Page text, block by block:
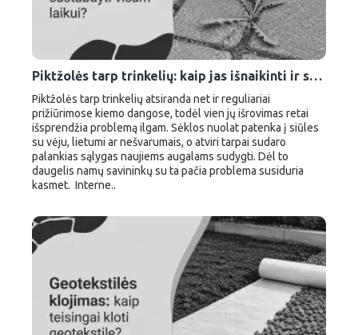
Piktžolės tarp trinkelių: kaip jas išnaikinti ir sustabdyti visam laikui?
Piktžolės tarp trinkelių atsiranda net ir reguliariai
prižiūrimose kiemo dangose, todėl vien jų išrovimas retai
išsprendžia problemą ilgam. Sėklos nuolat patenka į siūles
su vėju, lietumi ar nešvarumais, o atviri tarpai sudaro
palankias sąlygas naujiems augalams sudygti. Dėl to
daugelis namų savininkų su ta pačia problema susiduria
kasmet. Interne..